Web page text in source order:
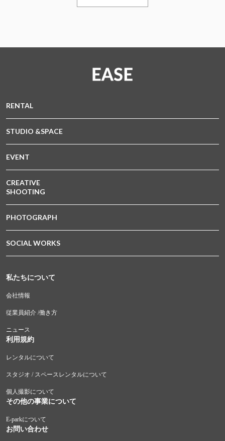
RENTAL
STUDIO &SPACE
EVENT
CREATIVE
SHOOTING
PHOTOGRAPH
SOCIAL WORKS
私たちについて
会社情報
従業員紹介 /働き方
ニュース
利用規約
レンタルについて
スタジオ / スペースレンタルについて
個人撮影について
その他の事業について
E-parkについて
お問い合わせ